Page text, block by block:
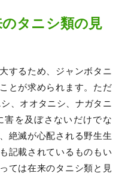
タニシ類の見
するため、ジャンボタニ
とが求められます。ただ
、オオタニシ、ナガタニ
害を及ぼさないだけでな
絶滅が心配される野生生
記載されているものもい
ては在来のタニシ類と見